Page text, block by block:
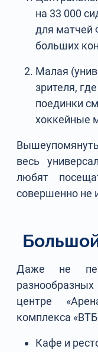
на 33 000
для матчей
больших
Малая
зрителя,
поединки
хоккейные
весь
любят
совершенно не
Даже не
центре
комплекса
Кафе и